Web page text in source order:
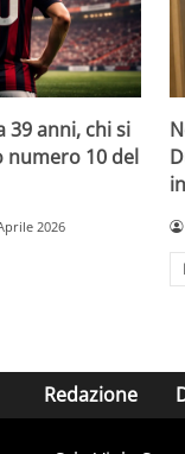
39 anni, chi si
10 del
2026
Redazione